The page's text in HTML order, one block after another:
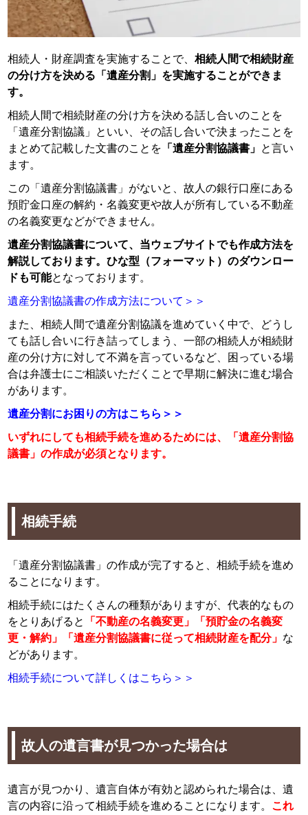
相続人・財産調査を実施することで、相続人間で相続財産
の分け方を決める「遺産分割」を実施することができま
す。
相続人間で相続財産の分け方を決める話し合いのことを
「遺産分割協議」といい、その話し合いで決まったことを
まとめて記載した文書のことを 「遺産分割協議書」 と言い
ます。
この「遺産分割協議書」がないと、故人の銀行口座にある
預貯金口座の解約・名義変更や故人が所有している不動産
の名義変更などができません。
遺産分割協議書について、当ウェブサイトでも作成方法を
解説しております。ひな型（フォーマット）のダウンロー
ドも可能となっております。
遺産分割協議書の作成方法について＞＞
また、相続人間で遺産分割協議を進めていく中で、どうし
ても話し合いに行き詰ってしまう、一部の相続人が相続財
産の分け方に対して不満を言っているなど、困っている場
合は弁護士にご相談いただくことで早期に解決に進む場合
があります。
遺産分割にお困りの方はこちら＞＞
いずれにしても相続手続を進めるためには、「遺産分割協
議書」の作成が必須となります。
相続手続
「遺産分割協議書」の作成が完了すると、相続手続を進め
ることになります。
相続手続にはたくさんの種類がありますが、代表的なもの
をとりあげると
「不動産の名義変更」「預貯金の名義変
更・解約」「遺産分割協議書に従って相続財産を配分」 な
どがあります。
相続手続について詳しくはこちら＞＞
故人の遺言書が見つかった場合は
遺言が見つかり、遺言自体が有効と認められた場合は、遺
言の内容に沿って相続手続を進めることになります。 これ